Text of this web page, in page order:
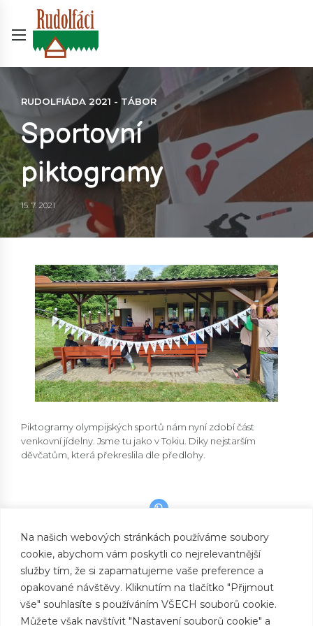
Na našich webových stránkách používáme soubory
cookie, abychom vám poskytli co nejrelevantnější
služby tím, že si zapamatujeme vaše preference a
opakované návštěvy. Kliknutím na tlačítko "Přijmout
vše" souhlasíte s používáním VŠECH souborů cookie.
Můžete však navštívit "Nastavení souborů cookie" a
RUDOLFIÁDA 2021 - TÁBOR
Sportovní
piktogramy
15. 7. 2021
Piktogramy olympijských sportů nám nyní zdobí část
venkovní jídelny. Jsme tu jako v Tokiu. Diky nejstarším
děvčatům, která překreslila dle předlohy.
PREVIOUS
Městečko Palermo
NEXT
Lukostřelba